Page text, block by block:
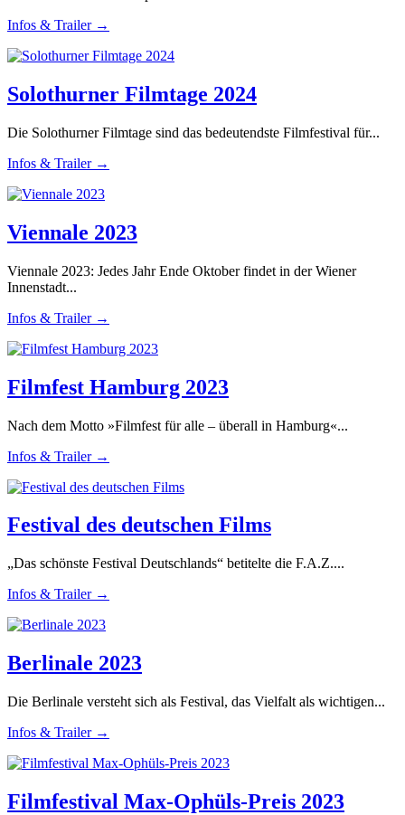
Infos & Trailer →
Solothurner Filmtage 2024
Die Solothurner Filmtage sind das bedeutendste Filmfestival für...
Infos & Trailer →
Viennale 2023
Viennale 2023: Jedes Jahr Ende Oktober findet in der Wiener
Innenstadt...
Infos & Trailer →
Filmfest Hamburg 2023
Nach dem Motto »Filmfest für alle – überall in Hamburg«...
Infos & Trailer →
Festival des deutschen Films
„Das schönste Festival Deutschlands“ betitelte die F.A.Z....
Infos & Trailer →
Berlinale 2023
Die Berlinale versteht sich als Festival, das Vielfalt als wichtigen...
Infos & Trailer →
Filmfestival Max-Ophüls-Preis 2023